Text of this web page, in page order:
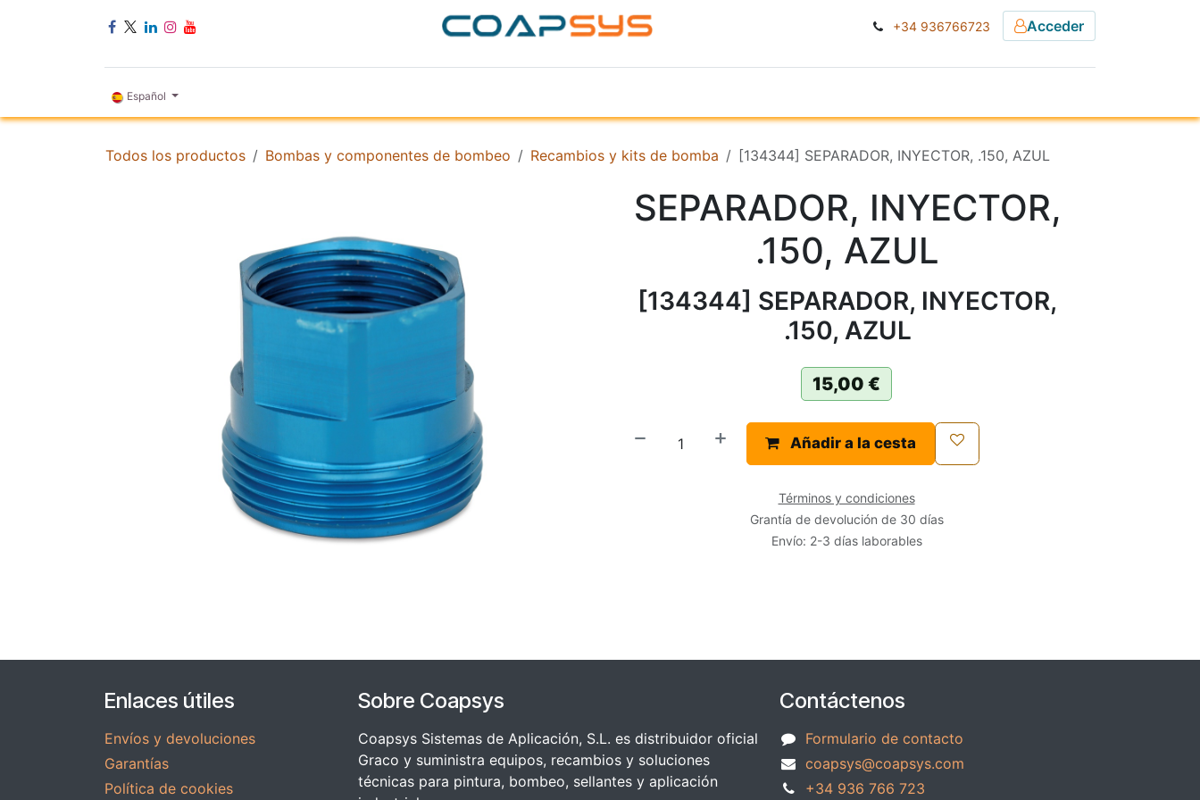
+34 936766723 Acceder
Español
Todos los productos Bombas y componentes de bombeo Recambios y kits de bomba [134344] SEPARADOR, INYECTOR, .150, AZUL
SEPARADOR, INYECTOR,
.150, AZUL
[134344] SEPARADOR, INYECTOR,
.150, AZUL
15,00 €
Añadir a la cesta
Términos y condiciones
Grantía de devolución de 30 días
Envío: 2-3 días laborables
Enlaces útiles
Envíos y devoluciones
Garantías
Política de cookies
Sobre Coapsys
Coapsys Sistemas de Aplicación, S.L. es distribuidor oficial
Graco y suministra equipos, recambios y soluciones
técnicas para pintura, bombeo, sellantes y aplicación
Contáctenos
Formulario de contacto
coapsys@coapsys.com
+34 936 766 723